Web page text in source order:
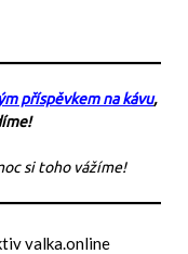
příspěvkem na kávu,
si toho vážíme!
valka.online